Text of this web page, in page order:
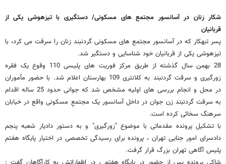
شکار زنان در آسانسور مجتمع های مسکونی/ دستگیری با تیزهوشی یکی از
قربانیان
پسر تبهکار که در آسانسور مجتمع های مسکونی گردنبند زنان را سرقت می کرد، با
تیزهوشی یکی از قربانیان خود شناسایی و دستگیر شد.
28 بهمن سال گذشته از طریق مرکز فوریت های پلیسی 110 وقوع یک فقره
زورگیری و سرقت گردنبند به کلانتری 109 بهارستان اعلام شد. با حضور مأموران
در محل و انجام بررسی های اولیه مشخص شد که جوانی حدود 25 ساله اقدام
به سرقت گردنبند زن جوان در داخل آسانسور یک مجتمعِ مسکونی واقع در خیابان
سرهنگ سخائی کرده است.
با تشکیل پرونده مقدماتی با موضوع "زورگیری" و به دستور دادیار شعبه پنجم
دادسرای امور جنایی تهران ، پرونده برای رسیدگی تخصصی در اختیار پایگاه هفتم
پلیس آگاهی تهران بزرگ قرار گرفت.